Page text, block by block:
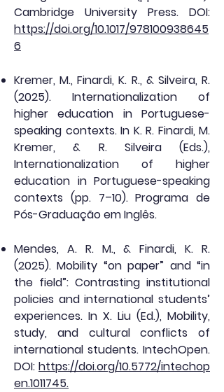
Cambridge University Press. DOI:
https://doi.org/10.1017/978100938645
6
Kremer, M., Finardi, K. R., & Silveira, R.
(2025). Internationalization of
higher education in Portuguese-
speaking contexts. In K. R. Finardi, M.
Kremer, & R. Silveira (Eds.),
Internationalization of higher
education in Portuguese-speaking
contexts (pp. 7–10). Programa de
Pós-Graduação em Inglês.
Mendes, A. R. M., & Finardi, K. R.
(2025). Mobility “on paper” and “in
the field”: Contrasting institutional
policies and international students’
experiences. In X. Liu (Ed.), Mobility,
study, and cultural conflicts of
international students. IntechOpen.
DOI: https://doi.org/10.5772/intechop
en.1011745.